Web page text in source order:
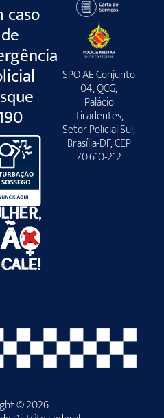
caso
de
SPO AE Conjunto
04, QCG,
Palácio
Tiradentes,
Setor Policial Sul,
Brasília-DF, CEP
70.610-212
© 2026